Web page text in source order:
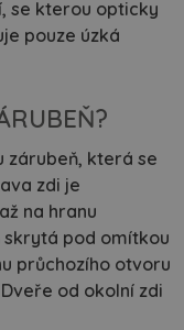
se kterou opticky
pouze úzká
zárubeň, která se
zdi je
na hranu
pod omítkou
průchozího otvoru
od okolní zdi